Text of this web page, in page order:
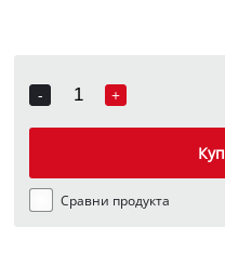
-
Quantity
+
Сравни продукта